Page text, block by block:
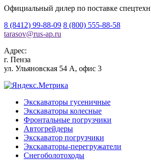
Официальный дилер по поставке
8 (8412) 99-88-09 8 (800) 555-88-58
tarasov@rus-ap.ru
Адрес:
г. Пенза
ул. Ульяновская 54 А, офис 3
Экскаваторы гусеничные
Экскаваторы колесные
Фронтальные погрузчики
Автогрейдеры
Экскаватор погрузчики
Экскаваторы-перегружатели
Снегоболотоходы